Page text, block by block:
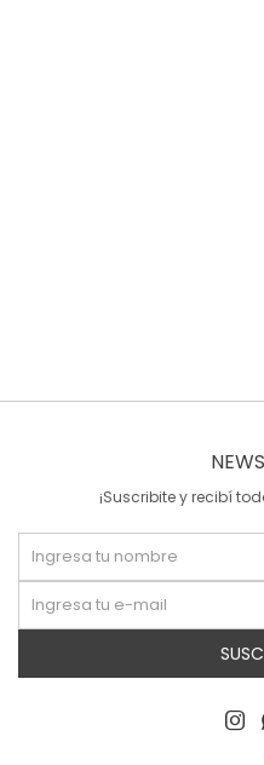
¡Suscribite y recibí
